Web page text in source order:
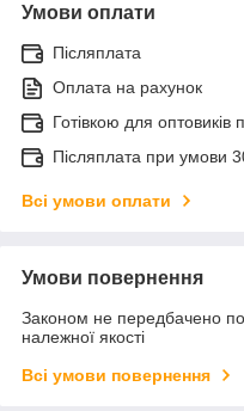
Умови оплати
Післяплата
Оплата на рахунок
Готівкою для оптовиків
Післяплата при умови
Всі умови оплати
Умови повернення
Законом не передбачено
належної якості
Всі умови повернення